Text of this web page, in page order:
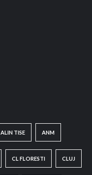
ALIN TISE ANM
CL FLORESTI CLUJ